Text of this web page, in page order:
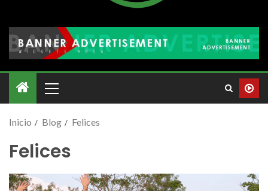
Inicio Blog Felices
Felices